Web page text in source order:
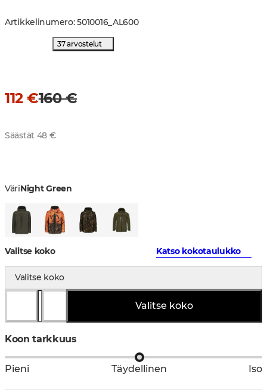
Artikkelinumero:5010016_AL600
37 arvostelut
112 €160 €
Säästät 48 €
VäriNight Green
Valitse koko Katso kokotaulukko
Valitse koko
Valitse koko
Koon tarkkuus
Pieni Täydellinen Iso